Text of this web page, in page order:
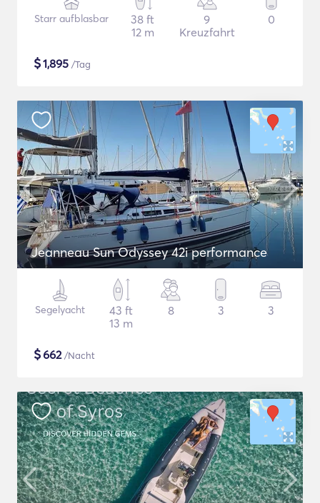
Starr aufblasbar
38 ft
12 m
9
Kreuzfahrt
0
$1,895 /Tag
Jeanneau Sun Odyssey 42i performance
Segelyacht
43 ft
13 m
8 3 3
$662/Nacht